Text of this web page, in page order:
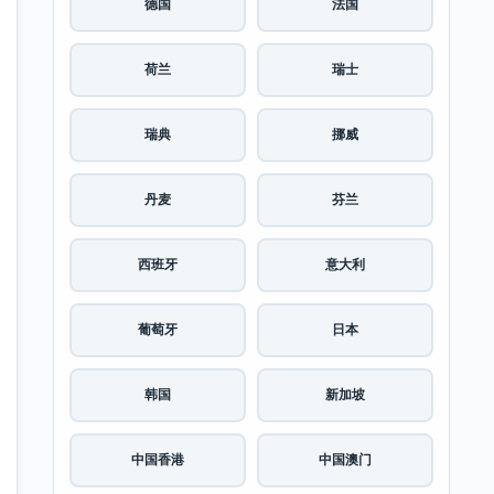
德国 法国
荷兰 瑞士
瑞典 挪威
丹麦 芬兰
西班牙 意大利
葡萄牙 日本
韩国 新加坡
中国香港 中国澳门